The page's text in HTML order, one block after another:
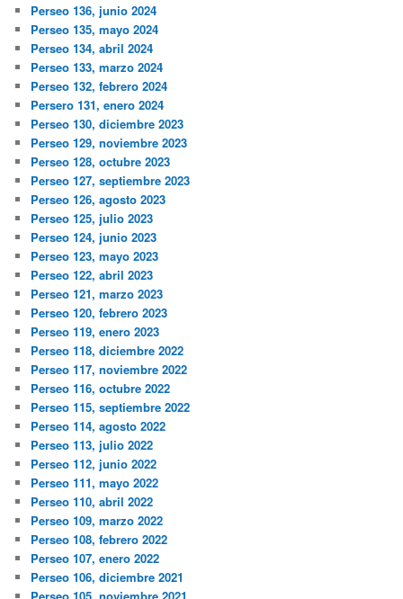
Perseo 136, junio 2024
Perseo 135, mayo 2024
Perseo 134, abril 2024
Perseo 133, marzo 2024
Perseo 132, febrero 2024
Persero 131, enero 2024
Perseo 130, diciembre 2023
Perseo 129, noviembre 2023
Perseo 128, octubre 2023
Perseo 127, septiembre 2023
Perseo 126, agosto 2023
Perseo 125, julio 2023
Perseo 124, junio 2023
Perseo 123, mayo 2023
Perseo 122, abril 2023
Perseo 121, marzo 2023
Perseo 120, febrero 2023
Perseo 119, enero 2023
Perseo 118, diciembre 2022
Perseo 117, noviembre 2022
Perseo 116, octubre 2022
Perseo 115, septiembre 2022
Perseo 114, agosto 2022
Perseo 113, julio 2022
Perseo 112, junio 2022
Perseo 111, mayo 2022
Perseo 110, abril 2022
Perseo 109, marzo 2022
Perseo 108, febrero 2022
Perseo 107, enero 2022
Perseo 106, diciembre 2021
Perseo 105, noviembre 2021